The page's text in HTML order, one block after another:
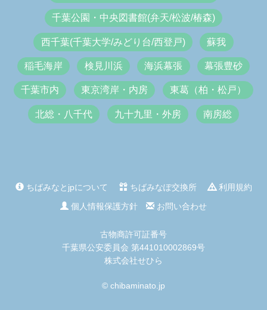
千葉公園・中央図書館(弁天/松波/椿森)
西千葉(千葉大学/みどり台/西登戸) 蘇我
稲毛海岸 検見川浜 海浜幕張 幕張豊砂
千葉市内 東京湾岸・内房 東葛（柏・松戸）
北総・八千代 九十九里・外房 南房総
ちばみなとjpについて ちばみなぽ交換所
利用規約
個人情報保護方針
お問い合わせ
古物商許可証番号
千葉県公安委員会 第441010002869号
株式会社せひら
© chibaminato.jp